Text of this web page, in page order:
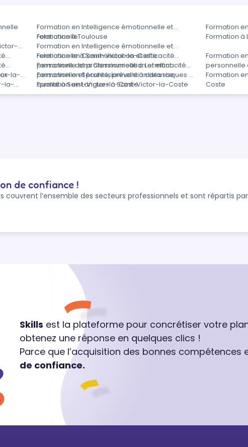
Formation en Intelligence émotionnelle et
relationnelle
Formation
Formation à Toulouse Formation à
Formation en Intelligence émotionnelle et
relationnelle à Saint-Victor-la-Coste
Formation en Communication et efficacité
personnelle et professionnelle à Lormont
Formation
personnelle
Formations dans Communication et efficacité
personnelle et professionnelle à distance
la-
Formation en Sécurité, prévention des risques et
qualité à Saint-Victor-la-Coste
Formation
Coste
la-
Formation en Langues à Saint-Victor-la-Coste
de confiance !
couvrent l’ensemble des secteurs professionnels et sont répartis
Skills est la plateforme pour concrétiser votre
obtenez une réponse en quelques clics !
Parce que l’acquisition des bonnes compétences
de confiance.